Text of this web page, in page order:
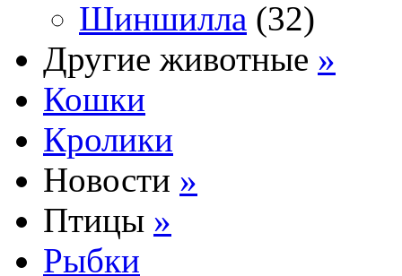
Шиншилла (32)
Другие животные »
Кошки
Кролики
Новости »
Птицы »
Рыбки